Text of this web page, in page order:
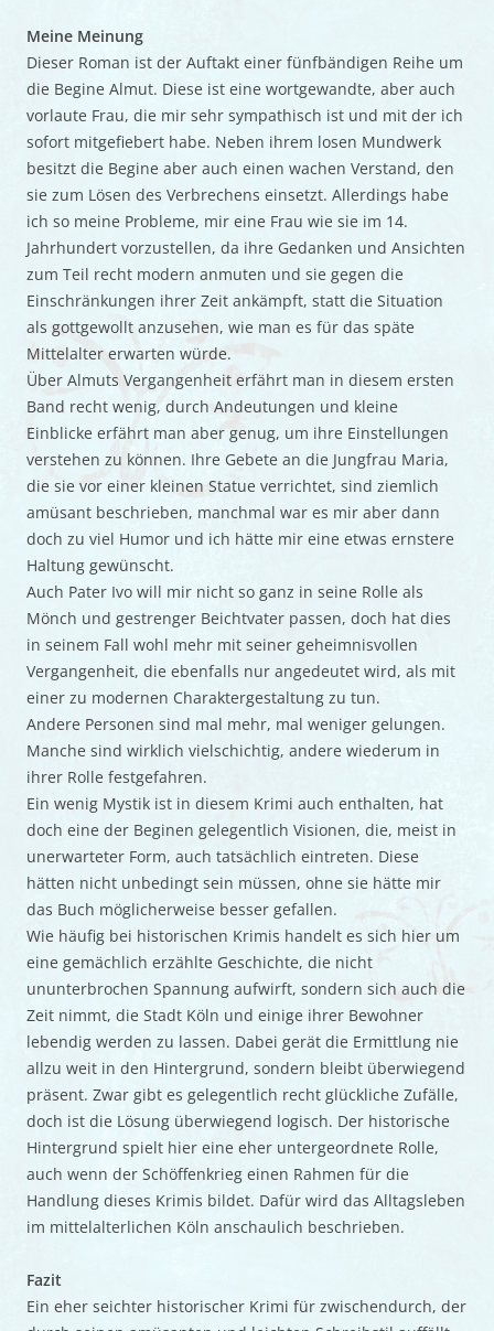
Meine Meinung
Dieser Roman ist der Auftakt einer fünfbändigen Reihe um
die Begine Almut. Diese ist eine wortgewandte, aber auch
vorlaute Frau, die mir sehr sympathisch ist und mit der ich
sofort mitgefiebert habe. Neben ihrem losen Mundwerk
besitzt die Begine aber auch einen wachen Verstand, den
sie zum Lösen des Verbrechens einsetzt. Allerdings habe
ich so meine Probleme, mir eine Frau wie sie im 14.
Jahrhundert vorzustellen, da ihre Gedanken und Ansichten
zum Teil recht modern anmuten und sie gegen die
Einschränkungen ihrer Zeit ankämpft, statt die Situation
als gottgewollt anzusehen, wie man es für das späte
Mittelalter erwarten würde.
Über Almuts Vergangenheit erfährt man in diesem ersten
Band recht wenig, durch Andeutungen und kleine
Einblicke erfährt man aber genug, um ihre Einstellungen
verstehen zu können. Ihre Gebete an die Jungfrau Maria,
die sie vor einer kleinen Statue verrichtet, sind ziemlich
amüsant beschrieben, manchmal war es mir aber dann
doch zu viel Humor und ich hätte mir eine etwas ernstere
Haltung gewünscht.
Auch Pater Ivo will mir nicht so ganz in seine Rolle als
Mönch und gestrenger Beichtvater passen, doch hat dies
in seinem Fall wohl mehr mit seiner geheimnisvollen
Vergangenheit, die ebenfalls nur angedeutet wird, als mit
einer zu modernen Charaktergestaltung zu tun.
Andere Personen sind mal mehr, mal weniger gelungen.
Manche sind wirklich vielschichtig, andere wiederum in
ihrer Rolle festgefahren.
Ein wenig Mystik ist in diesem Krimi auch enthalten, hat
doch eine der Beginen gelegentlich Visionen, die, meist in
unerwarteter Form, auch tatsächlich eintreten. Diese
hätten nicht unbedingt sein müssen, ohne sie hätte mir
das Buch möglicherweise besser gefallen.
Wie häufig bei historischen Krimis handelt es sich hier um
eine gemächlich erzählte Geschichte, die nicht
ununterbrochen Spannung aufwirft, sondern sich auch die
Zeit nimmt, die Stadt Köln und einige ihrer Bewohner
lebendig werden zu lassen. Dabei gerät die Ermittlung nie
allzu weit in den Hintergrund, sondern bleibt überwiegend
präsent. Zwar gibt es gelegentlich recht glückliche Zufälle,
doch ist die Lösung überwiegend logisch. Der historische
Hintergrund spielt hier eine eher untergeordnete Rolle,
auch wenn der Schöffenkrieg einen Rahmen für die
Handlung dieses Krimis bildet. Dafür wird das Alltagsleben
im mittelalterlichen Köln anschaulich beschrieben.
Fazit
Ein eher seichter historischer Krimi für zwischendurch, der